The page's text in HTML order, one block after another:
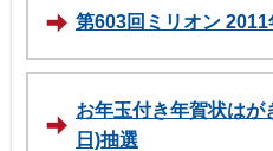
第603回ミリオン
お年玉付き年賀状はが
日)抽選